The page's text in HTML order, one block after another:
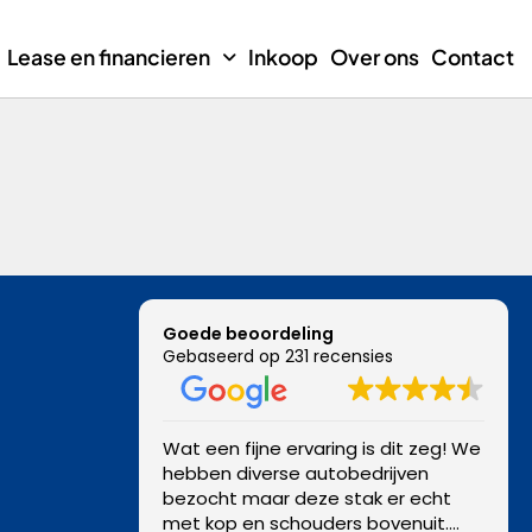
Lease en financieren Inkoop Over ons Contact
Goede beoordeling
Gebaseerd op 231 recensies
Wat een fijne ervaring is dit zeg! We
hebben diverse autobedrijven
bezocht maar deze stak er echt
met kop en schouders bovenuit.